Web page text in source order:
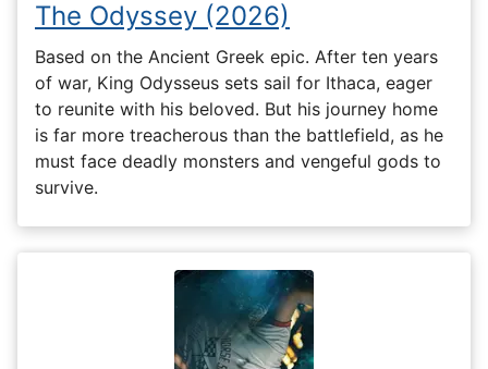
The Odyssey (2026)
Based on the Ancient Greek epic. After ten years
of war, King Odysseus sets sail for Ithaca, eager
to reunite with his beloved. But his journey home
is far more treacherous than the battlefield, as he
must face deadly monsters and vengeful gods to
survive.